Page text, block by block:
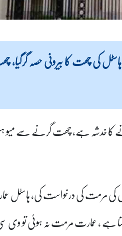
کی چھت کا بیرونی حصہ
کا خدشہ ہے، چھت گرنے سے میو
کی مرمت کی درخواست کی،
ہے ، عمارت مرمت نہ ہوئی تو وی